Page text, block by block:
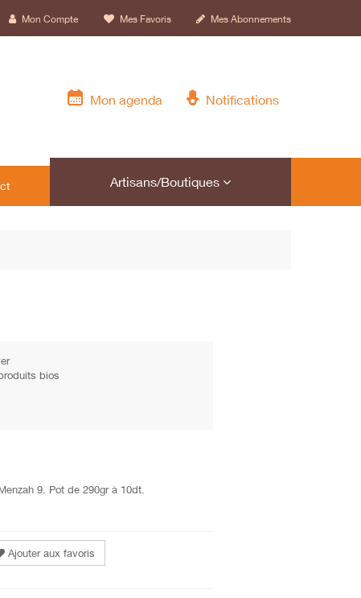
Mon Compte Mes Favoris Mes Abonnements
Mon agenda Notifications
Artisans/Boutiques
bios
9. Pot de 290gr à 10dt.
Ajouter aux favoris